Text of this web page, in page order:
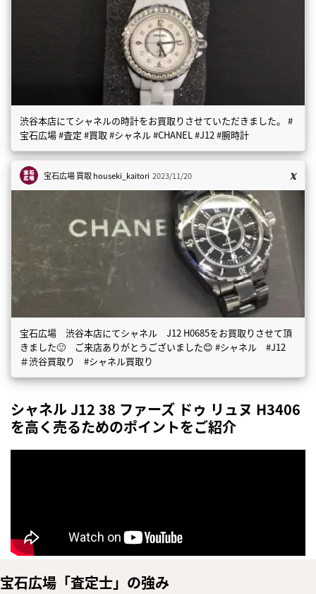
渋谷本店にてシャネルの時計をお買取りさせていただきました。 #
宝石広場 #査定 #買取 #シャネル #CHANEL #J12 #腕時計
宝石広場 買取houseki_kaitori 2023/11/20
宝石広場 渋谷本店にてシャネル J12 H0685をお買取りさせて頂
きました🙂 ご来店ありがとうございました😊 #シャネル #J12
＃渋谷買取り #シャネル買取り
シャネル J12 38 ファーズ ドゥ リュヌ H3406
を高く売るためのポイントをご紹介
宝石広場「査定士」の強み